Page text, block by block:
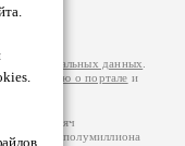
за
на
персональных данных
информацию о портале и
100 тысяч
более полумиллиона